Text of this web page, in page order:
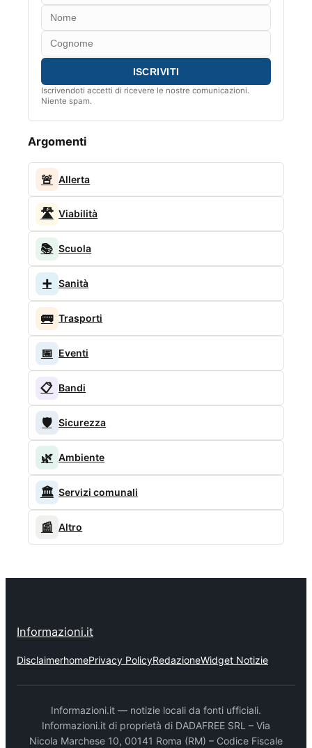
Iscrivendoti accetti di ricevere le nostre comunicazioni.
Niente spam.
Argomenti
🚨 Allerta
🛣️ Viabilità
📚 Scuola
➕ Sanità
🚌 Trasporti
📅 Eventi
📋 Bandi
🛡️ Sicurezza
🌿 Ambiente
🏛️ Servizi comunali
📰 Altro
Informazioni.it
DisclaimerhomePrivacy PolicyRedazioneWidget Notizie
Informazioni.it — notizie locali da fonti ufficiali.
Informazioni.it di proprietà di DADAFREE SRL – Via
Nicola Marchese 10, 00141 Roma (RM) – Codice Fiscale